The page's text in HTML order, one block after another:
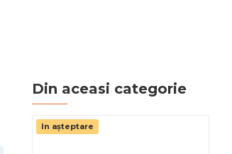
Din aceasi categorie
In așteptare